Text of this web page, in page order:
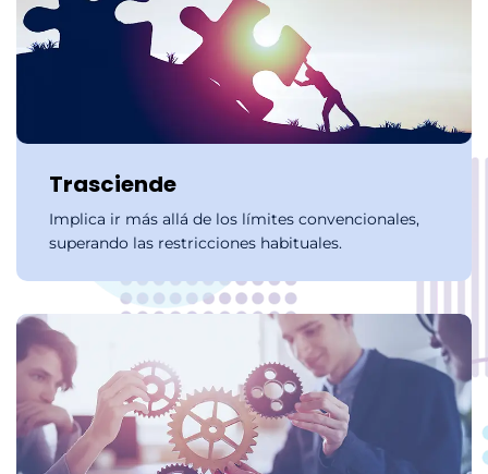
Trasciende
Implica ir más allá de los límites convencionales,
superando las restricciones habituales.